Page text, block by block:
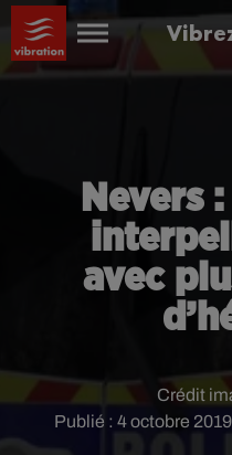
Nevers
avec
Publié : 4 octobre
Crédit